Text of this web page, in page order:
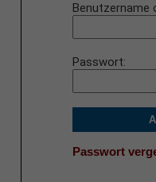
Benutzername
Passwort
Passwort